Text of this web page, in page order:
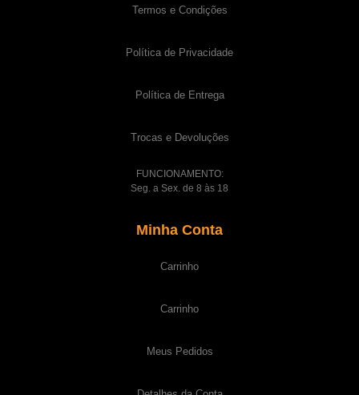
Termos e Condições
Política de Privacidade
Política de Entrega
Trocas e Devoluções
FUNCIONAMENTO:
Seg. a Sex. de 8 às 18
Minha Conta
Carrinho
Carrinho
Meus Pedidos